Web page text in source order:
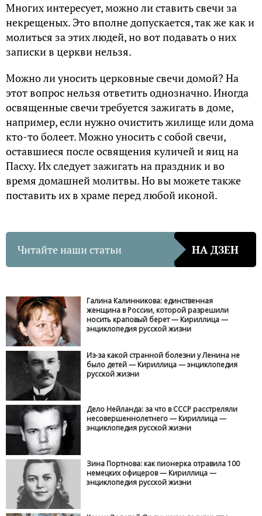
Многих интересует, можно ли ставить свечи за
некрещеных. Это вполне допускается, так же как и
молиться за этих людей, но вот подавать о них
записки в церкви нельзя.
Можно ли уносить церковные свечи домой? На
этот вопрос нельзя ответить однозначно. Иногда
освященные свечи требуется зажигать в доме,
например, если нужно очистить жилище или дома
кто-то болеет. Можно уносить с собой свечи,
оставшиеся после освящения куличей и яиц на
Пасху. Их следует зажигать на праздник и во
время домашней молитвы. Но вы можете также
поставить их в храме перед любой иконой.
Читайте наши статьи НА ДЗЕН
Галина Калинникова: единственная
женщина в России, которой разрешили
носить краповый берет — Кириллица —
энциклопедия русской жизни
Из-за какой странной болезни у Ленина не
было детей — Кириллица — энциклопедия
русской жизни
Дело Нейланда: за что в СССР расстреляли
несовершеннолетнего — Кириллица —
энциклопедия русской жизни
Зина Портнова: как пионерка отравила 100
немецких офицеров — Кириллица —
энциклопедия русской жизни